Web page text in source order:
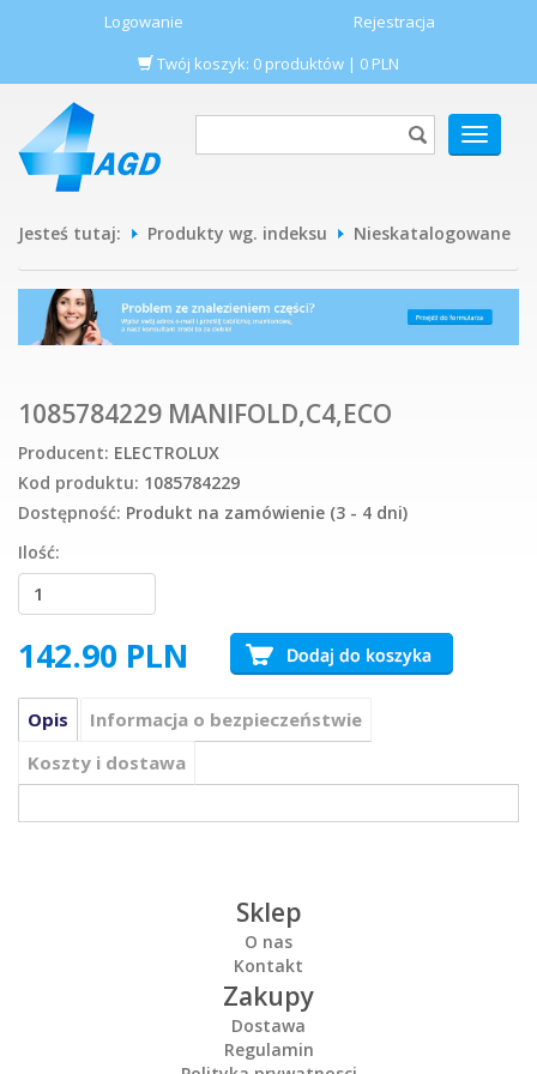
Logowanie
Rejestracja
Twój koszyk: 0 produktów | 0 PLN
POKAŻ
MENU
Jesteś tutaj: Produkty wg. indeksu Nieskatalogowane
1085784229 MANIFOLD,C4,ECO
Producent: ELECTROLUX
Kod produktu: 1085784229
Dostępność: Produkt na zamówienie (3 - 4 dni)
Ilość:
142.90 PLN
Opis
Informacja o bezpieczeństwie
Koszty i dostawa
Sklep
O nas
Kontakt
Zakupy
Dostawa
Regulamin